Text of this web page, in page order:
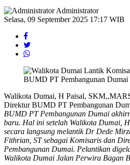
Administrator
Selasa, 09 September 2025 17:17 WIB
Walikota Dumai, H Paisal,
Direktur BUMD PT Pembangunan
BUMD PT Pembangunan Dumai
baru. Hal ini setelah Walikota Dumai,
secara langsung melantik Dr Dede
Fithrian, ST sebagai Komisaris dan
Pembangunan Dumai. Pelantikan
Walikota Dumai Jalan Perwira Bagan